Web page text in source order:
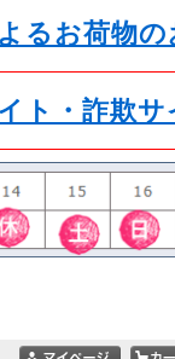
るお荷物
ト・詐欺